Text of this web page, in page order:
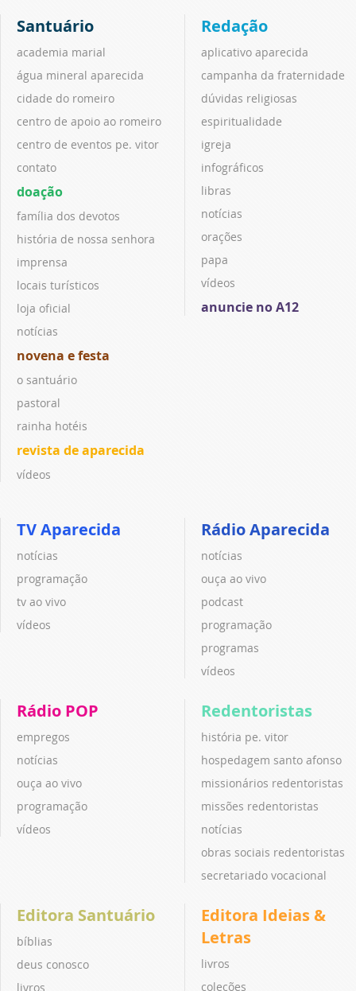
Santuário
academia marial
água mineral aparecida
cidade do romeiro
centro de apoio ao romeiro
centro de eventos pe. vitor
contato
doação
família dos devotos
história de nossa senhora
imprensa
locais turísticos
loja oficial
notícias
novena e festa
o santuário
pastoral
rainha hotéis
revista de aparecida
vídeos
Redação
aplicativo aparecida
campanha da fraternidade
dúvidas religiosas
espiritualidade
igreja
infográficos
libras
notícias
orações
papa
vídeos
anuncie no A12
TV Aparecida
notícias
programação
tv ao vivo
vídeos
Rádio Aparecida
notícias
ouça ao vivo
podcast
programação
programas
vídeos
Rádio POP
empregos
notícias
ouça ao vivo
programação
vídeos
Redentoristas
história pe. vitor
hospedagem santo afonso
missionários redentoristas
missões redentoristas
notícias
obras sociais redentoristas
secretariado vocacional
Editora Santuário
bíblias
deus conosco
livros
Editora Ideias &
Letras
livros
coleções